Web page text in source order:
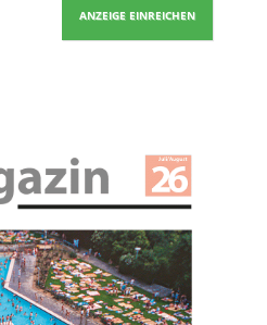
ANZEIGE EINREICHEN